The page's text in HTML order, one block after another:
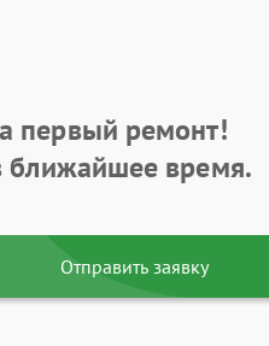
первый ремонт!
ближайшее время.
Отправить заявку